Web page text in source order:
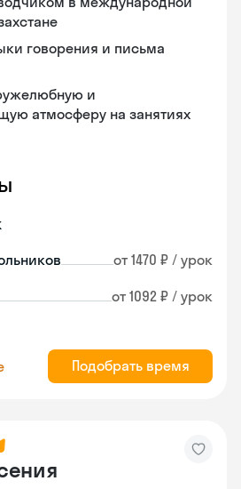
говорения и письма
и
атмосферу на занятиях
от 1470 ₽ / урок
от 1092 ₽ / урок
Подобрать время